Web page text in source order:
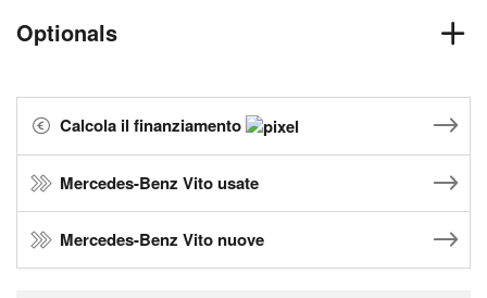
Optionals
Calcola il finanziamento
Mercedes-Benz Vito usate
Mercedes-Benz Vito nuove